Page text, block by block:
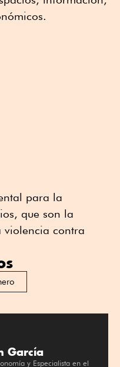
para la
que son la
violencia contra
García
y Especialista en el